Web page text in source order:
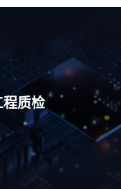
质检